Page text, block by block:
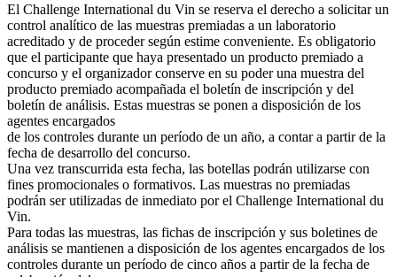
El Challenge International du Vin se reserva el derecho a solicitar un
control analítico de las muestras premiadas a un laboratorio
acreditado y de proceder según estime conveniente. Es obligatorio
que el participante que haya presentado un producto premiado a
concurso y el organizador conserve en su poder una muestra del
producto premiado acompañada el boletín de inscripción y del
boletín de análisis. Estas muestras se ponen a disposición de los
agentes encargados
de los controles durante un período de un año, a contar a partir de la
fecha de desarrollo del concurso.
Una vez transcurrida esta fecha, las botellas podrán utilizarse con
fines promocionales o formativos. Las muestras no premiadas
podrán ser utilizadas de inmediato por el Challenge International du
Vin.
Para todas las muestras, las fichas de inscripción y sus boletines de
análisis se mantienen a disposición de los agentes encargados de los
controles durante un período de cinco años a partir de la fecha de